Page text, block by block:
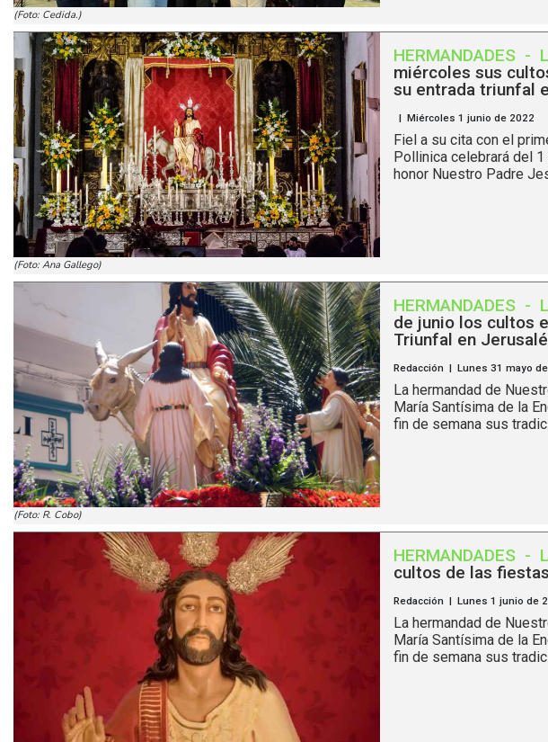
(Foto: Cedida.)
(Foto: Ana Gallego)
HERMANDADES -
miércoles sus
su entrada triunfal
| Miércoles 1 junio de 2022
Fiel a su cita con el
Pollinica celebrará del
honor Nuestro Padre
(Foto: R. Cobo)
HERMANDADES -
de junio los cultos
Triunfal en
Redacción | Lunes 31 mayo de
La hermandad de
María Santísima de la
fin de semana sus
HERMANDADES -
cultos de las
Redacción | Lunes 1 junio de
La hermandad de
María Santísima de la
fin de semana sus